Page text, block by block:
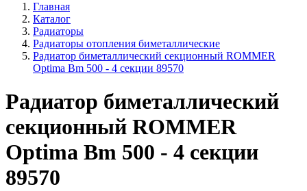
Главная
Каталог
Радиаторы
Радиаторы отопления биметаллические
Радиатор биметаллический секционный ROMMER
Optima Bm 500 - 4 секции 89570
Радиатор биметаллический
секционный ROMMER
Optima Bm 500 - 4 секции
89570